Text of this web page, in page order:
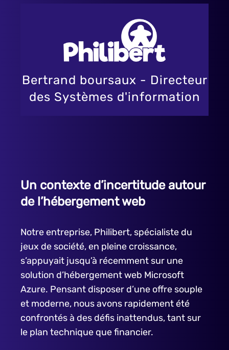
Bertrand boursaux - Directeur
des Systèmes d'information
Un contexte d’incertitude autour
de l’hébergement web
Notre entreprise, Philibert, spécialiste du
jeux de société, en pleine croissance,
s’appuyait jusqu’à récemment sur une
solution d’hébergement web Microsoft
Azure. Pensant disposer d’une offre souple
et moderne, nous avons rapidement été
confrontés à des défis inattendus, tant sur
le plan technique que financier.